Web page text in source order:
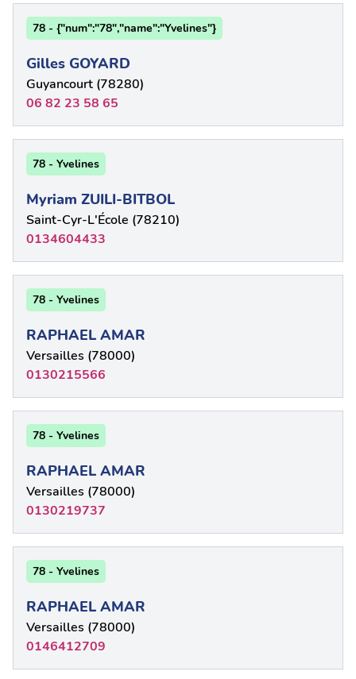
78 - {"num":"78","name":"Yvelines"}
Gilles GOYARD
Guyancourt (78280)
06 82 23 58 65
78 - Yvelines
Myriam ZUILI-BITBOL
Saint-Cyr-L'École (78210)
0134604433
78 - Yvelines
RAPHAEL AMAR
Versailles (78000)
0130215566
78 - Yvelines
RAPHAEL AMAR
Versailles (78000)
0130219737
78 - Yvelines
RAPHAEL AMAR
Versailles (78000)
0146412709